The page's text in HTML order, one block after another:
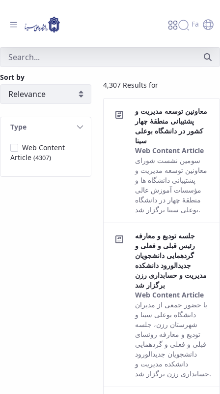
Fa
جستجو - دانشگاه بوعلی سینا همدان
Sort by
Type
Web Content
Article (4307)
4,307 Results for
معاونین توسعه مدیریت و
پشتیبانی منطقۀ چهار
کشور در دانشگاه بوعلی
سینا
Web Content Article
سومین نشست شورای
معاونین توسعه مدیریت و
پشتیبانی دانشگاه ها و
مؤسسات آموزش عالی
منطقۀ چهار در دانشگاه
بوعلی سینا برگزار شد.
جلسه تودیع و معارفه
رئیس قبلی و فعلی و
گردهمایی دانشجویان
جدیدالورود دانشکده
مدیریت و حسابداری رزن
برگزار شد
Web Content Article
با حضور جمعی از مدیران
دانشگاه بوعلی سینا و
شهرستان رزن، جلسه
تودیع و معارفه روئسای
قبلی و فعلی و گردهمایی
دانشجویان جدیدالورود
دانشکده مدیریت و
حسابداری رزن برگزار شد.